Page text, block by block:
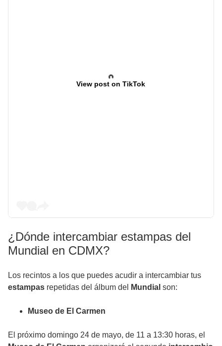
View post on TikTok
¿Dónde intercambiar estampas del
Mundial en CDMX?
Los recintos a los que puedes acudir a intercambiar tus
estampas repetidas del álbum del Mundial son:
Museo de El Carmen
El próximo domingo 24 de mayo, de 11 a 13:30 horas, el